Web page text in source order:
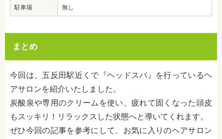
駐車場 無し
まとめ
今回は、五反田駅近くで『ヘッドスパ』を行っているヘ
アサロンを紹介いたしました。
炭酸泉や専用のクリームを使い、疲れて固くなった頭皮
もスッキリ！リラックスした状態へと導いてくれます。
ぜひ今回の記事を参考にして、お気に入りのヘアサロン